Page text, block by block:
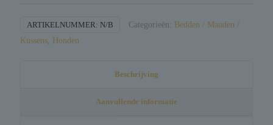
ARTIKELNUMMER: N/B Categorieën:
Bedden / Manden /
Kussens
Honden
Beschrijving
Aanvullende informatie